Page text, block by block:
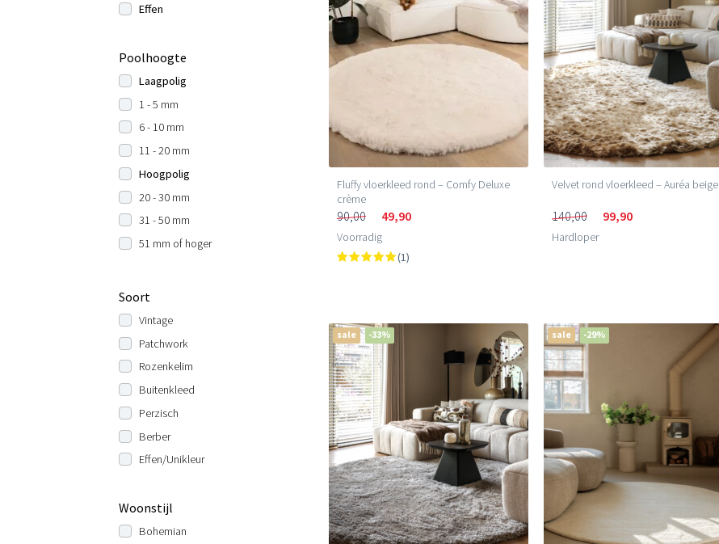
Effen
Poolhoogte
Laagpolig
1 - 5 mm
6 - 10 mm
11 - 20 mm
Hoogpolig
20 - 30 mm
31 - 50 mm
51 mm of hoger
Soort
Vintage
Patchwork
Rozenkelim
Buitenkleed
Perzisch
Berber
Effen/Unikleur
Woonstijl
Bohemian
Fluffy vloerkleed rond – Comfy Deluxe
crème
90,00 49,90
Voorradig
(1)
Velvet rond vloerkleed – Auréa beige
140,00 99,90
Hardloper
sale -33% sale -29%